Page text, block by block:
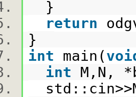
}
return
}
int main(
int M,N,